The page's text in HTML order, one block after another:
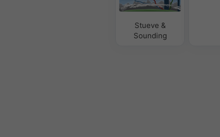
Stueve &
Sounding